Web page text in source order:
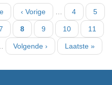
Vorige
pagina
‹ Vorige … Pagina
4 Pagina
5
Huidige
pagina
8 Pagina
9 Pagina
10 Pagina
11
Volgende
pagina
Volgende ›
Laatste
pagina
Laatste »